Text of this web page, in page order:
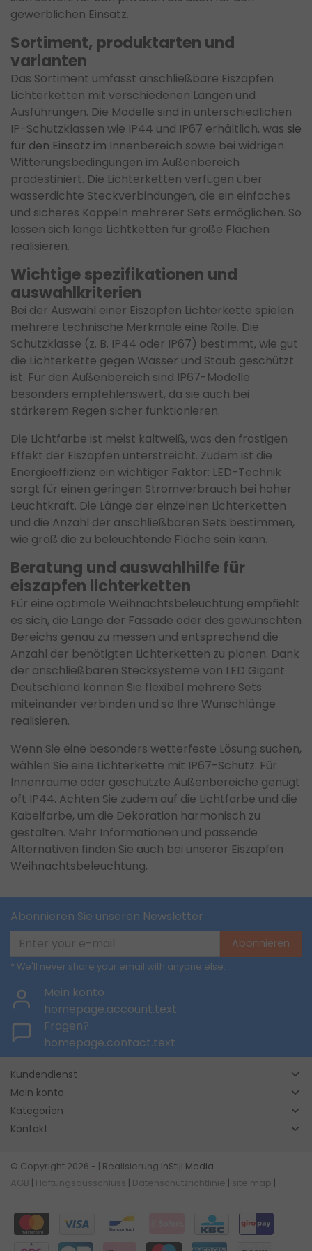
gewerblichen Einsatz.
Sortiment, produktarten und
varianten
Das Sortiment umfasst anschließbare Eiszapfen
Lichterketten mit verschiedenen Längen und
Ausführungen. Die Modelle sind in unterschiedlichen
IP-Schutzklassen wie IP44 und IP67 erhältlich, was sie
für den Einsatz im Innenbereich sowie bei widrigen
Witterungsbedingungen im Außenbereich
prädestiniert. Die Lichterketten verfügen über
wasserdichte Steckverbindungen, die ein einfaches
und sicheres Koppeln mehrerer Sets ermöglichen. So
lassen sich lange Lichtketten für große Flächen
realisieren.
Wichtige spezifikationen und
auswahlkriterien
Bei der Auswahl einer Eiszapfen Lichterkette spielen
mehrere technische Merkmale eine Rolle. Die
Schutzklasse (z. B. IP44 oder IP67) bestimmt, wie gut
die Lichterkette gegen Wasser und Staub geschützt
ist. Für den Außenbereich sind IP67-Modelle
besonders empfehlenswert, da sie auch bei
stärkerem Regen sicher funktionieren.
Die Lichtfarbe ist meist kaltweiß, was den frostigen
Effekt der Eiszapfen unterstreicht. Zudem ist die
Energieeffizienz ein wichtiger Faktor: LED-Technik
sorgt für einen geringen Stromverbrauch bei hoher
Leuchtkraft. Die Länge der einzelnen Lichterketten
und die Anzahl der anschließbaren Sets bestimmen,
wie groß die zu beleuchtende Fläche sein kann.
Beratung und auswahlhilfe für
eiszapfen lichterketten
Für eine optimale Weihnachtsbeleuchtung empfiehlt
es sich, die Länge der Fassade oder des gewünschten
Bereichs genau zu messen und entsprechend die
Anzahl der benötigten Lichterketten zu planen. Dank
der anschließbaren Stecksysteme von LED Gigant
Deutschland können Sie flexibel mehrere Sets
miteinander verbinden und so Ihre Wunschlänge
realisieren.
Wenn Sie eine besonders wetterfeste Lösung suchen,
wählen Sie eine Lichterkette mit IP67-Schutz. Für
Innenräume oder geschützte Außenbereiche genügt
oft IP44. Achten Sie zudem auf die Lichtfarbe und die
Kabelfarbe, um die Dekoration harmonisch zu
gestalten. Mehr Informationen und passende
Alternativen finden Sie auch bei unserer Eiszapfen
Weihnachtsbeleuchtung.
Abonnieren Sie unseren Newsletter
Abonnieren
* We'll never share your email with anyone else.
Mein konto
homepage.account.text
Fragen?
homepage.contact.text
Kundendienst
Mein konto
Kategorien
Kontakt
© Copyright 2026 - | Realisierung InStijl Media
AGB
Haftungsausschluss Datenschutzrichtlinie site map